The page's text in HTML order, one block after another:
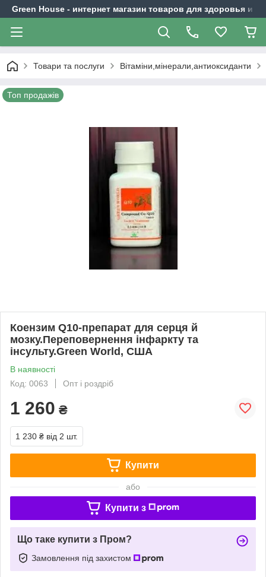
Green House - интернет магазин товаров для здоровья и
Товари та послуги Вітаміни,мінерали,антиоксиданти
Топ продажів
Коензим Q10-препарат для серця й
мозку.Переповернення інфаркту та
інсульту.Green World, США
В наявності
Код: 0063
Опт і роздріб
1 260 ₴
1 230 ₴ від 2 шт.
Купити
або
Купити з
Що таке купити з Пром?
Замовлення під захистом